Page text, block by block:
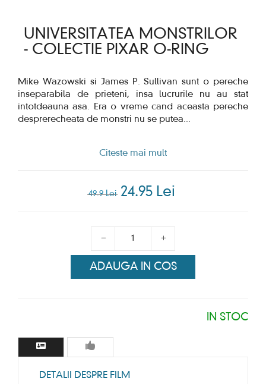
UNIVERSITATEA MONSTRILOR
- COLECTIE PIXAR O-RING
Mike Wazowski si James P. Sullivan sunt o pereche
inseparabila de prieteni, insa lucrurile nu au stat
intotdeauna asa. Era o vreme cand aceasta pereche
desprerecheata de monstri nu se putea...
Citeste mai mult
49.9 Lei 24.95 Lei
ADAUGA IN COS
IN STOC
DETALII DESPRE FILM